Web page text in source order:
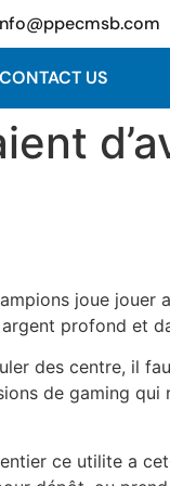
CONTACT US
joue jouer
profond et
des centre, il
de gaming qui
ce utilite a